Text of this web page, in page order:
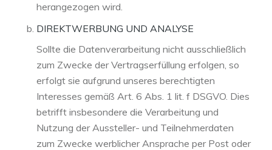
herangezogen wird.
DIREKTWERBUNG UND ANALYSE
Sollte die Datenverarbeitung nicht ausschließlich
zum Zwecke der Vertragserfüllung erfolgen, so
erfolgt sie aufgrund unseres berechtigten
Interesses gemäß Art. 6 Abs. 1 lit. f DSGVO. Dies
betrifft insbesondere die Verarbeitung und
Nutzung der Aussteller- und Teilnehmerdaten
zum Zwecke werblicher Ansprache per Post oder